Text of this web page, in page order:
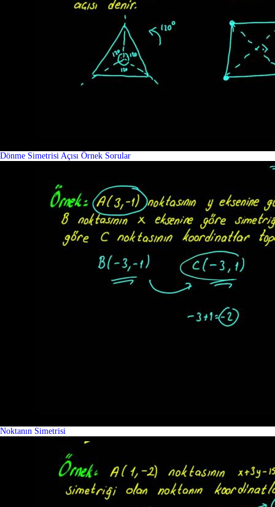
Dönme Simetrisi Açısı Örnek Sorular
Noktanın Simetrisi